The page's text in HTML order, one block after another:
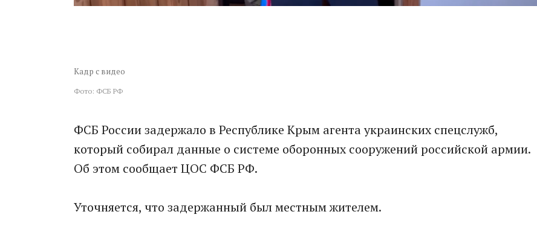
Кадр с видео
Фото: ФСБ РФ
ФСБ России задержало в Республике Крым агента украинских спецслужб,
который собирал данные о системе оборонных сооружений российской армии.
Об этом сообщает ЦОС ФСБ РФ.
Уточняется, что задержанный был местным жителем.